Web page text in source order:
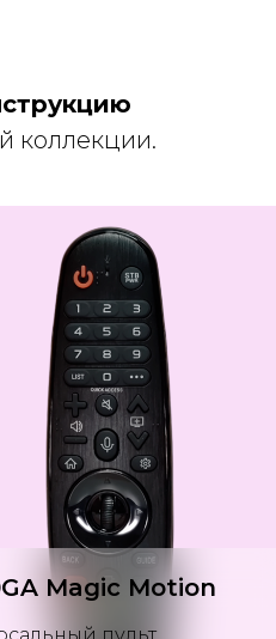
коллекции.
PRO BT
пульт управления